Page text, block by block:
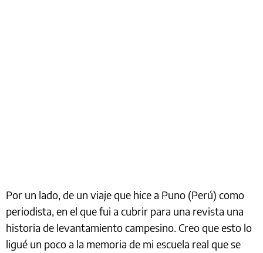
Por un lado, de un viaje que hice a Puno (Perú) como
periodista, en el que fui a cubrir para una revista una
historia de levantamiento campesino. Creo que esto lo
ligué un poco a la memoria de mi escuela real que se